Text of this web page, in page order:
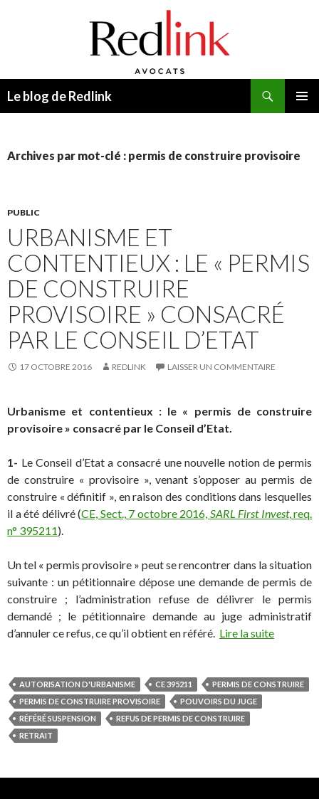
Le blog de Redlink
Archives par mot-clé : permis de construire provisoire
PUBLIC
URBANISME ET
CONTENTIEUX : LE « PERMIS
DE CONSTRUIRE
PROVISOIRE » CONSACRÉ
PAR LE CONSEIL D’ETAT
17 OCTOBRE 2016 REDLINK LAISSER UN COMMENTAIRE
Urbanisme et contentieux : le « permis de construire
provisoire » consacré par le Conseil d’Etat.
1- Le Conseil d’Etat a consacré une nouvelle notion de permis
de construire « provisoire », venant s’opposer au permis de
construire « définitif », en raison des conditions dans lesquelles
il a été délivré (CE, Sect., 7 octobre 2016, SARL First Invest, req.
n° 395211).
Un tel « permis provisoire » peut se rencontrer dans la situation
suivante : un pétitionnaire dépose une demande de permis de
construire ; l’administration refuse de délivrer le permis
demandé ; le pétitionnaire demande au juge administratif
d’annuler ce refus, ce qu’il obtient en référé. Lire la suite
AUTORISATION D'URBANISME CE 395211
PERMIS DE CONSTRUIRE
PERMIS DE CONSTRUIRE PROVISOIRE
POUVOIRS DU JUGE
RÉFÉRÉ SUSPENSION
REFUS DE PERMIS DE CONSTRUIRE
RETRAIT